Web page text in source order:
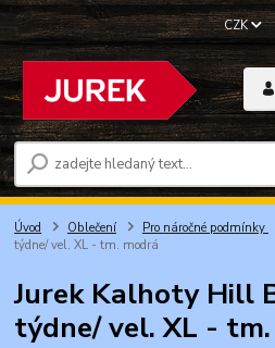
CZK
Úvod Oblečení Pro náročné podmínky
týdne/ vel. XL - tm. modrá
Jurek Kalhoty Hill
týdne/ vel. XL -